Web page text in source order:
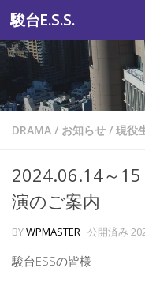
コンテンツへスキップ
駿台E.S.S.
DRAMA / お知らせ / 現役
2024.06.14～
演のご案内
BYWPMASTER · 公開済み
駿台ESSの皆様